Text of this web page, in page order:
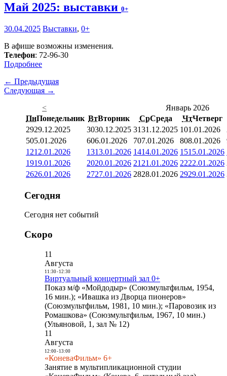
Май 2025: выставки 0+
30.04.2025 Выставки, 0+
В афише возможны изменения.
Телефон: 72-96-30
Подробнее
← Предыдущая
Следующая →
<
Январь 2026
ПнПонедельник ВтВторник СрСреда ЧтЧетверг
2929.12.2025 3030.12.2025 3131.12.2025 101.01.2026
505.01.2026 606.01.2026 707.01.2026 808.01.2026
1212.01.2026 1313.01.2026 1414.01.2026 1515.01.2026
1919.01.2026 2020.01.2026 21 21.01.2026 2222.01.2026
2626.01.2026 2727.01.2026 2828.01.2026 2929.01.2026
Сегодня
Сегодня нет событий
Скоро
11
Августа
11:30- 12:30
Виртуальный концертный зал 0+
Показ м/ф «Мойдодыр» (Союзмультфильм, 1954,
16 мин.); «Ивашка из Дворца пионеров»
(Союзмультфильм, 1981, 10 мин.); «Паровозик из
Ромашкова» (Союзмультфильм, 1967, 10 мин.)
(Ульяновой, 1, зал № 12)
11
Августа
12:00- 13:00
«КоневаФильм» 6+
Занятие в мультипликационной студии